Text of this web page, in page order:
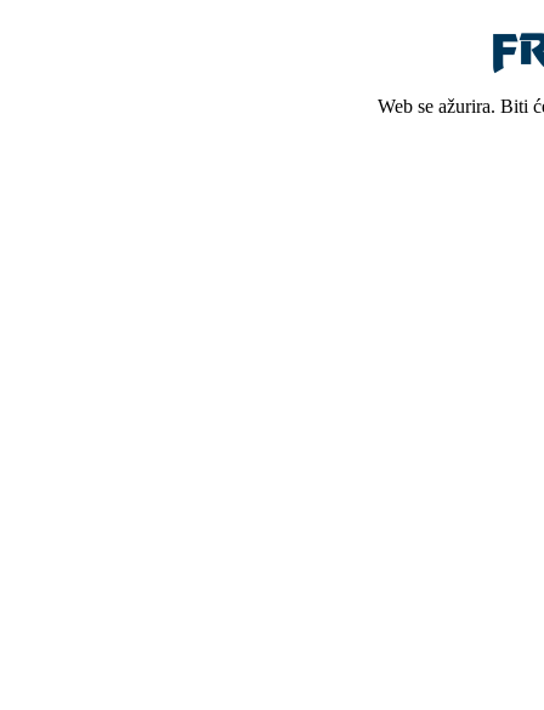
Web se ažurira. Biti